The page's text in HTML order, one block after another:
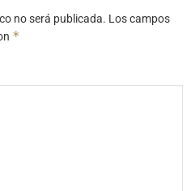
no será publicada. Los campos
*